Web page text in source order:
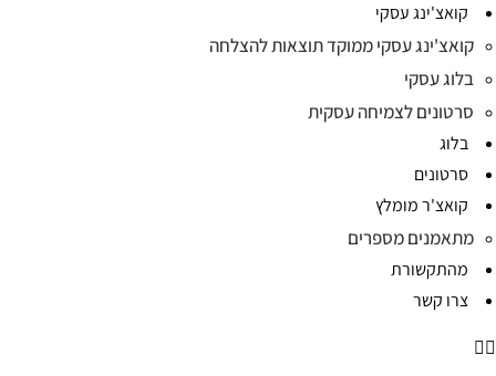
קואצ'ינג עסקי
קואצ'ינג עסקי ממוקד תוצאות להצלחה
בלוג עסקי
סרטונים לצמיחה עסקית
בלוג
סרטונים
קואצ'ר מומלץ
מתאמנים מספרים
מהתקשורת
צרו קשר